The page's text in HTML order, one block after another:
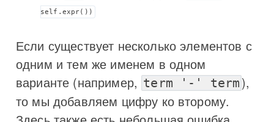
self.expr())
Если существует несколько элементов с
одним и тем же именем в одном
варианте (например, term '-' term ),
то мы добавляем цифру ко второму.